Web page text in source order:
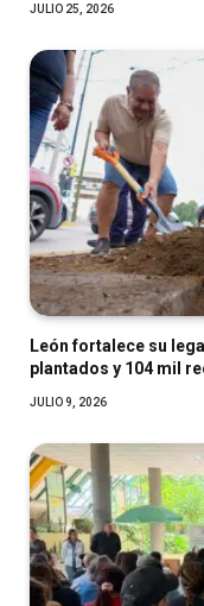
JULIO 25, 2026
León fortalece su
plantados y 104 mil
JULIO 9, 2026